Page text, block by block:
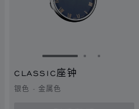
2
片 3
转到幻灯片 1转到幻灯
转到幻
CLASSIC座钟
银色 - 金属色